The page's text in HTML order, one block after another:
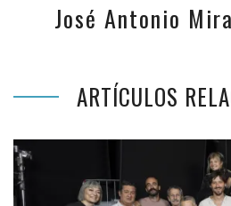
José Antonio
ARTÍCULOS